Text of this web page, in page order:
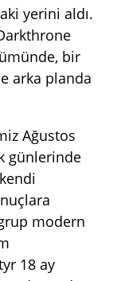
yerini aldı.
bir
arka planda
Ağustos
günlerinde
modern
18 ay